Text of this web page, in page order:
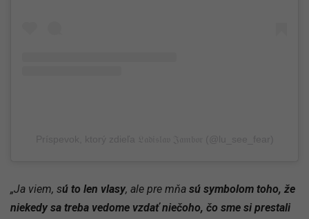
„Ja viem, sú to len vlasy, ale pre mňa sú symbolom toho, že
niekedy sa treba vedome vzdať niečoho, čo sme si prestali